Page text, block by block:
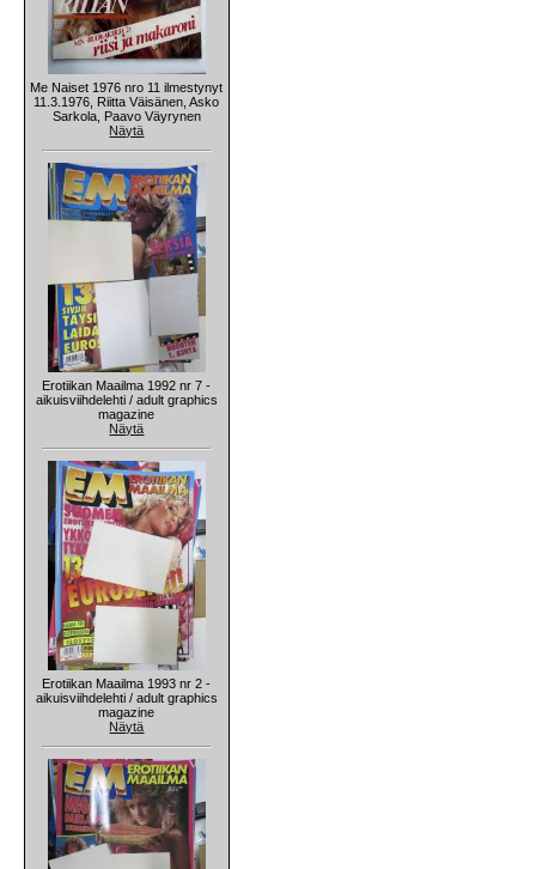
Me Naiset 1976 nro 11 ilmestynyt
11.3.1976, Riitta Väisänen, Asko
Sarkola, Paavo Väyrynen
Näytä
Erotiikan Maailma 1992 nr 7 -
aikuisviihdelehti / adult graphics
magazine
Näytä
Erotiikan Maailma 1993 nr 2 -
aikuisviihdelehti / adult graphics
magazine
Näytä